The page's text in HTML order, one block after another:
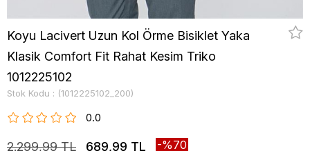
Koyu Lacivert Uzun Kol Örme Bisiklet Yaka
Klasik Comfort Fit Rahat Kesim Triko
1012225102
Stok Kodu (1012225102_200)
0.0
2.299,99 TL 689,99 TL 70